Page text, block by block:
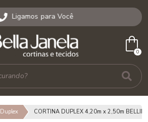
Ligamos para Você
0
shopping_bag
Duplex CORTINA DUPLEX 4,20m x 2,50m BELLINI